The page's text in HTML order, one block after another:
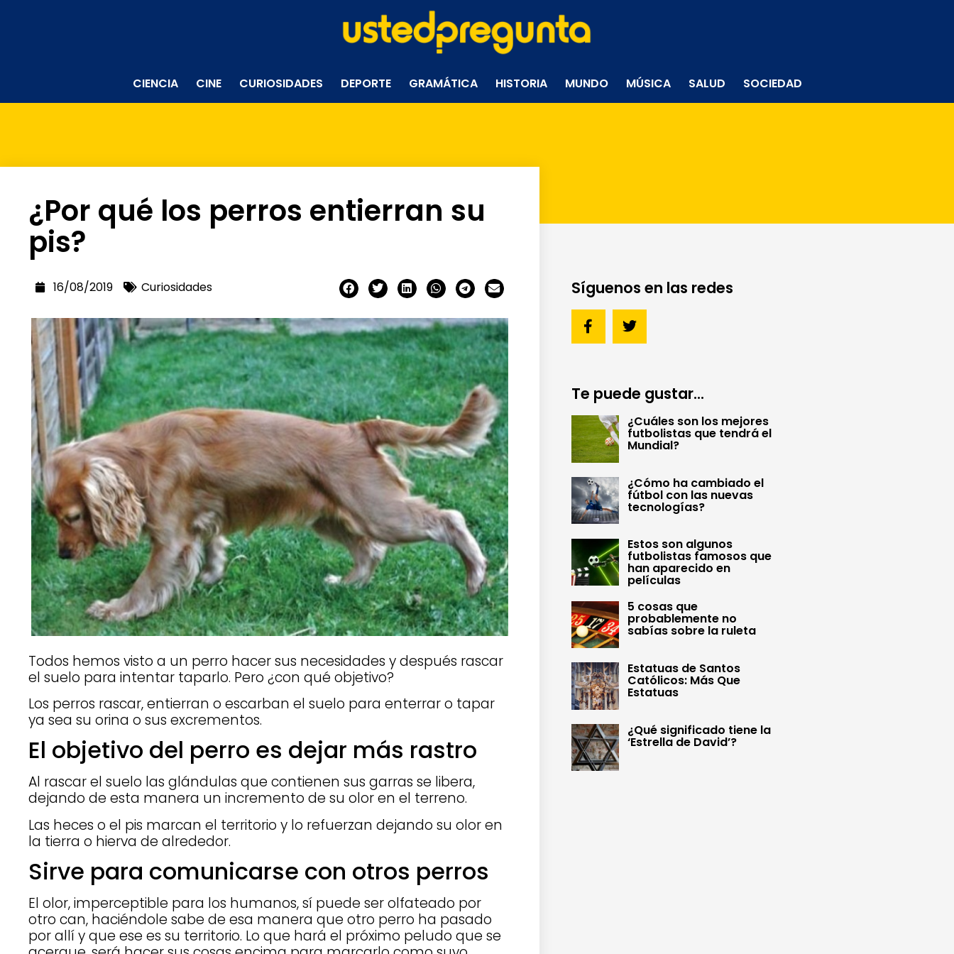
CIENCIA CINE CURIOSIDADES DEPORTE GRAMÁTICA HISTORIA MUNDO MÚSICA SALUD SOCIEDAD
¿Por qué los perros entierran su
pis?
16/08/2019 Curiosidades
Todos hemos visto a un perro hacer sus necesidades y después rascar
el suelo para intentar taparlo. Pero ¿con qué objetivo?
Los perros rascar, entierran o escarban el suelo para enterrar o tapar
ya sea su orina o sus excrementos.
El objetivo del perro es dejar más rastro
Al rascar el suelo las glándulas que contienen sus garras se libera,
dejando de esta manera un incremento de su olor en el terreno.
Las heces o el pis marcan el territorio y lo refuerzan dejando su olor en
la tierra o hierva de alrededor.
Sirve para comunicarse con otros perros
El olor, imperceptible para los humanos, sí puede ser olfateado por
otro can, haciéndole sabe de esa manera que otro perro ha pasado
por allí y que ese es su territorio. Lo que hará el próximo peludo que se
Síguenos en las redes
Te puede gustar...
¿Cuáles son los mejores
futbolistas que tendrá el
Mundial?
¿Cómo ha cambiado el
fútbol con las nuevas
tecnologías?
Estos son algunos
futbolistas famosos que
han aparecido en
películas
5 cosas que
probablemente no
sabías sobre la ruleta
Estatuas de Santos
Católicos: Más Que
Estatuas
¿Qué significado tiene la
‘Estrella de David’?